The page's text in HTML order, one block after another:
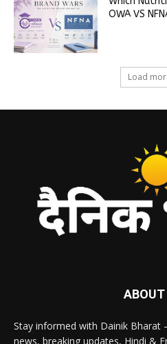
OWA VS
Load
ABOUT
Stay informed with Dainik
news, breaking updates, Hindi &